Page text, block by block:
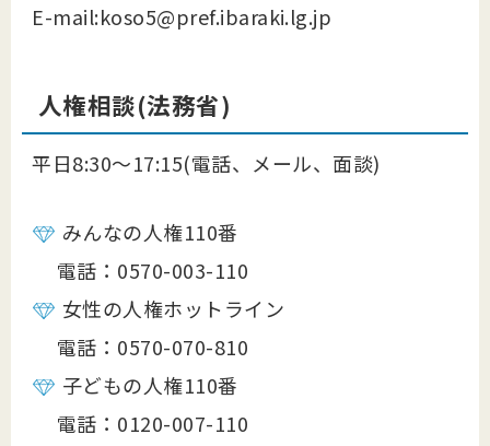
E-mail:koso5@pref.ibaraki.lg.jp
人権相談(法務省)
平日8:30～17:15(電話、メール、面談)
みんなの人権110番
電話：0570-003-110
女性の人権ホットライン
電話：0570-070-810
子どもの人権110番
電話：0120-007-110